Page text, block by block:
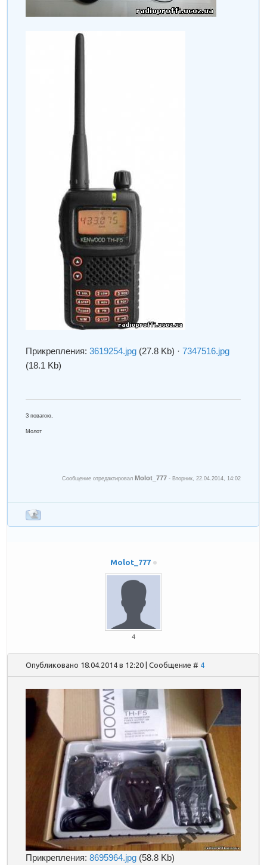
Прикрепления:3619254.jpg (27.8 Kb) ·7347516.jpg
(18.1 Kb)
З повагою,
Молот
Сообщение отредактировал Molot_777 - Вторник, 22.04.2014, 14:02
Molot_777
4
Опубликовано 18.04.2014 в 12:20 | Сообщение # 4
Прикрепления:8695964.jpg (58.8 Kb)